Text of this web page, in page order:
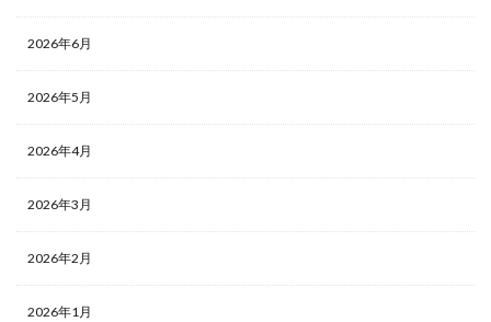
2026年6月
2026年5月
2026年4月
2026年3月
2026年2月
2026年1月